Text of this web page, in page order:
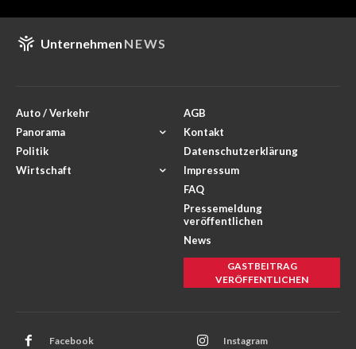
Unternehmen NEWS
Auto / Verkehr
Panorama
Politik
Wirtschaft
AGB
Kontakt
Datenschutzerklärung
Impressum
FAQ
Pressemeldung
veröffentlichen
News
GASTBEITRAG
VERÖFFENTLICHEN
Facebook Instagram